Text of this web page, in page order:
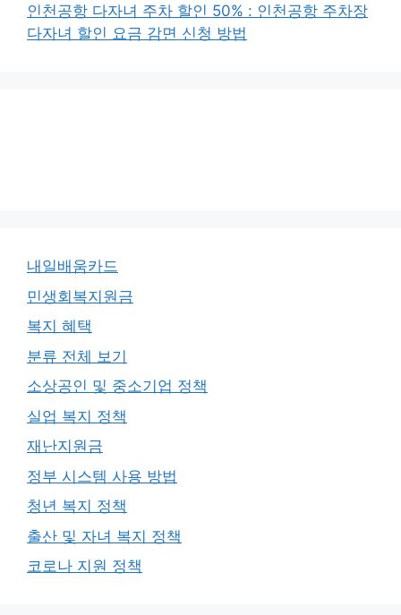
인천공항 다자녀 주차 할인 50% : 인천공항 주차장
다자녀 할인 요금 감면 신청 방법
내일배움카드
민생회복지원금
복지 혜택
분류 전체 보기
소상공인 및 중소기업 정책
실업 복지 정책
재난지원금
정부 시스템 사용 방법
청년 복지 정책
출산 및 자녀 복지 정책
코로나 지원 정책